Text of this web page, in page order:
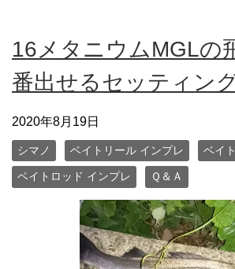
16メタニウムMGLの
番出せるセッティン
2020年8月19日
シマノ ベイトリール インプレ ベイ
ベイトロッド インプレ Ｑ＆Ａ